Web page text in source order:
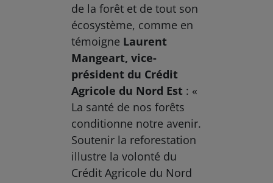
de la forêt et de tout son
écosystème, comme en
témoigne Laurent
Mangeart, vice-
président du Crédit
Agricole du Nord Est : «
La santé de nos forêts
conditionne notre avenir.
Soutenir la reforestation
illustre la volonté du
Crédit Agricole du Nord